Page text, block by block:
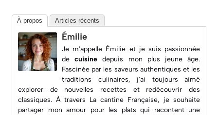
À propos Articles récents
Émilie
Je m'appelle Émilie et je suis passionnée
decuisine depuis mon plus jeune âge.
Fascinée par les saveurs authentiques et les
traditions culinaires, j'ai toujours aimé
explorer de nouvelles recettes et redécouvrir des
classiques. À travers La cantine Française, je souhaite
partager mon amour pour les plats qui racontent une